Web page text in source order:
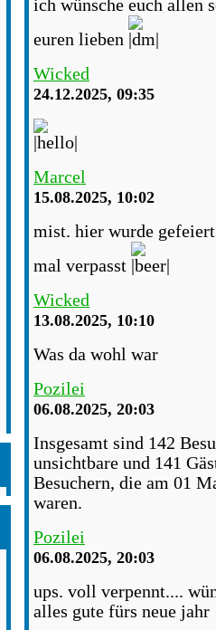
ich wünsche euch allen
euren lieben
Wicked
24.12.2025, 09:35
Marcel
15.08.2025, 10:02
mist. hier wurde
mal verpasst
Wicked
13.08.2025, 10:10
Was da wohl war
Pozilei
06.08.2025, 20:03
Insgesamt sind 142
unsichtbare und 141
Besuchern, die am 01
waren.
Pozilei
06.08.2025, 20:03
ups. voll verpennt....
alles gute fürs neue jahr